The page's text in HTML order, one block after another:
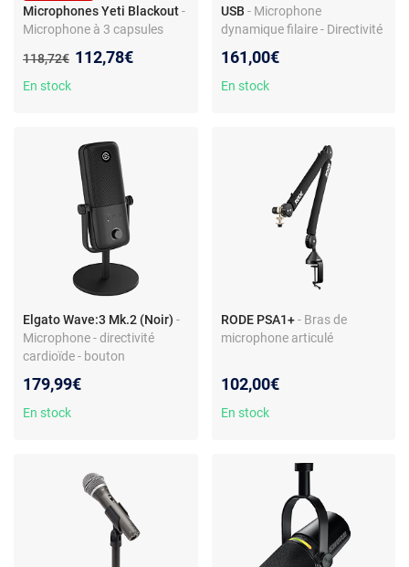
Microphones Yeti Blackout-
Microphone à 3 capsules
multiple - USB - sortie casque
- pour enregistrement,
Ancien prix :
118,72€ Nouveau prix :
112,78€
En stock
USB - Microphone
dynamique filaire - Directivité
bits/192 kHz - XLR/USB-C -
Prise casque - Trépied de
161,00€
En stock
Elgato Wave:3 Mk.2 (Noir) -
Microphone - directivité
cardioïde - bouton
179,99€
En stock
RODE PSA1+ - Bras de
microphone articulé
102,00€
En stock